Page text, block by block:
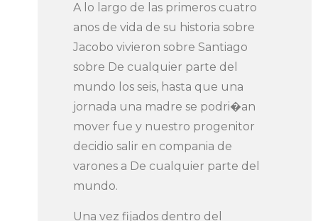
A lo largo de las primeros cuatro
anos de vida de su historia sobre
Jacobo vivieron sobre Santiago
sobre De cualquier parte del
mundo los seis, hasta que una
jornada una madre se podri�an
mover fue y nuestro progenitor
decidio salir en compania de
varones a De cualquier parte del
mundo.
Una vez fijados dentro del